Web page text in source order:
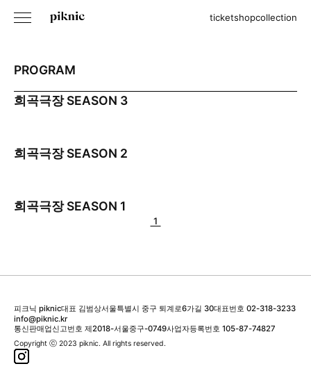
ticketshopcollection
PROGRAM
희곡극장 SEASON 3
희곡극장 SEASON 2
희곡극장 SEASON 1
1
피크닉 piknic대표 김범상서울특별시 중구 퇴계로6가길 30대표번호 02-318-3233
info@piknic.kr
통신판매업신고번호 제2018-서울중구-0749사업자등록번호 105-87-74827
Copyright ⓒ 2023 piknic. All rights reserved.